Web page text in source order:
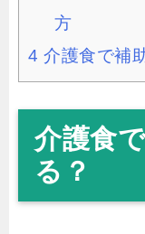
方
4 介護食で補
介護食
る？